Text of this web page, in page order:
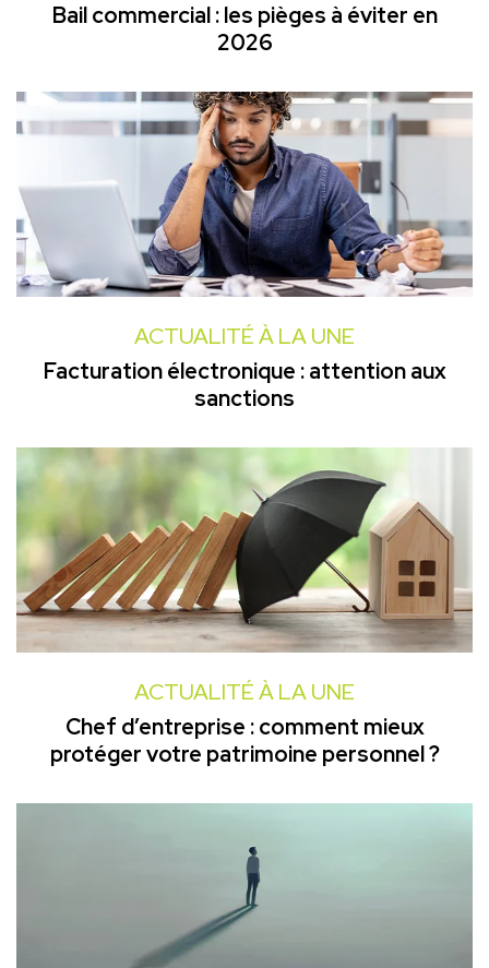
Bail commercial : les pièges à éviter en
2026
ACTUALITÉ À LA UNE
Facturation électronique : attention aux
sanctions
ACTUALITÉ À LA UNE
Chef d’entreprise : comment mieux
protéger votre patrimoine personnel ?